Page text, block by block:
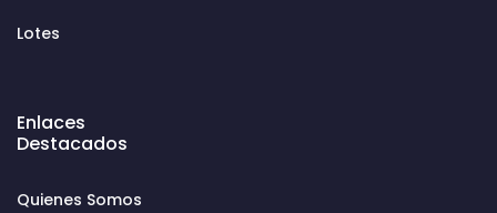
Lotes
Enlaces
Destacados
Quienes Somos